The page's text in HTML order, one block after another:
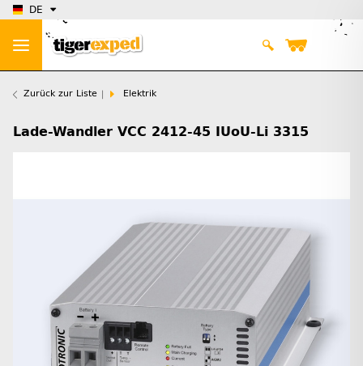
DE
Zurück zur Liste Elektrik
Lade-Wandler VCC 2412-45 IUoU-Li 3315